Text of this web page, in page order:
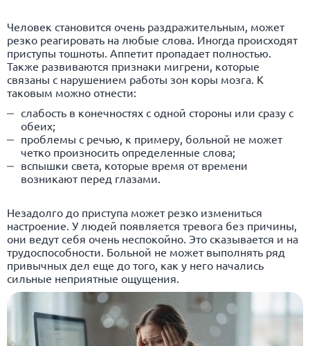
Человек становится очень раздражительным, может
резко реагировать на любые слова. Иногда происходят
приступы тошноты. Аппетит пропадает полностью.
Также развиваются признаки мигрени, которые
связаны с нарушением работы зон коры мозга. К
таковым можно отнести:
слабость в конечностях с одной стороны или сразу с
обеих;
проблемы с речью, к примеру, больной не может
четко произносить определенные слова;
вспышки света, которые время от времени
возникают перед глазами.
Незадолго до приступа может резко измениться
настроение. У людей появляется тревога без причины,
они ведут себя очень неспокойно. Это сказывается и на
трудоспособности. Больной не может выполнять ряд
привычных дел еще до того, как у него начались
сильные неприятные ощущения.